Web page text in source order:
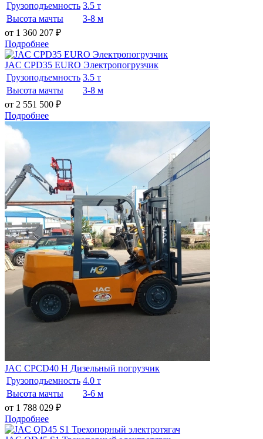
Грузоподъемность 3.5 т
Высота мачты
3-8 м
от 1 360 207 ₽
Подробнее
JAC CPD35 EURO Электропогрузчик
Грузоподъемность 3.5 т
Высота мачты
3-8 м
от 2 551 500 ₽
Подробнее
JAC CPCD40 H Дизельный погрузчик
Грузоподъемность 4.0 т
Высота мачты
3-6 м
от 1 788 029 ₽
Подробнее